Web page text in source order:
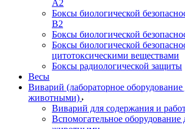
A2
Боксы биологической
B2
Боксы биологической
Боксы биологической
цитотоксическими веществами
Боксы радиологической защиты
Весы
Виварий (лабораторное оборудование
животными)
Виварий для содержания и
Вспомогательное оборудование